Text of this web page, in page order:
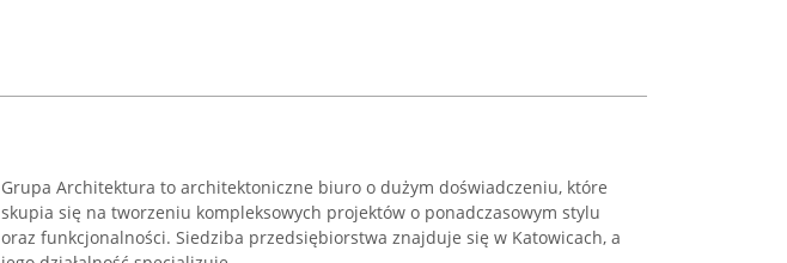
Grupa Architektura to architektoniczne biuro o dużym doświadczeniu, które
skupia się na tworzeniu kompleksowych projektów o ponadczasowym stylu
oraz funkcjonalności. Siedziba przedsiębiorstwa znajduje się w Katowicach, a